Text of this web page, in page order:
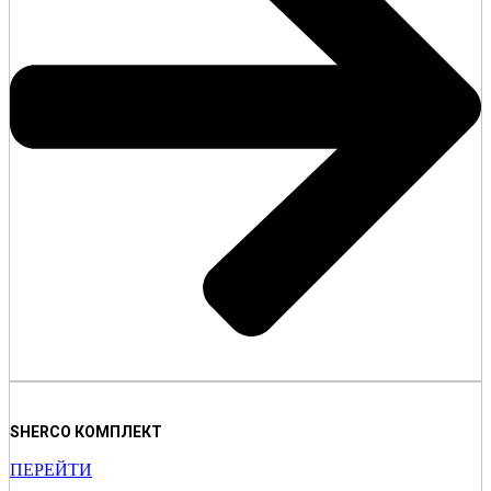
SHERCO КОМПЛЕКТ
ПЕРЕЙТИ